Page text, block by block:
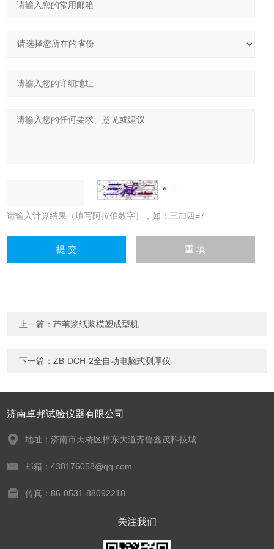
请输入计算结果（填写阿拉伯数字），如：三加四=7
上一篇：芦苇浆纸浆模塑成型机
下一篇：ZB-DCH-2全自动电脑式测厚仪
济南卓邦试验仪器有限公司
地址：济南市天桥区梓东大道齐鲁鑫茂科技城
邮箱：438176058@qq.com
传真：86-0531-88092218
关注我们